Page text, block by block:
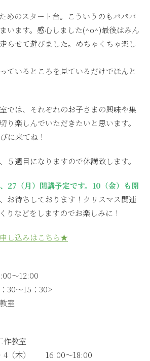
めのスタート台。こういうのもパパパ
います。感心しました(^o^)最後はみん
らせて遊びました。めちゃくちゃ楽し
ているところを見ているだけでほんと
では、それぞれのお子さまの興味や集
り楽しんでいただきたいと思います。
に来てね！
５週目になりますので休講致します。
27（月）開講予定です。10（金）も開
お待ちしております！クリスマス関連
りなどをしますのでお楽しみに！
し込みはこちら★
〜12:00
30〜15：30>
室
作教室
（木） 16:00〜18:00